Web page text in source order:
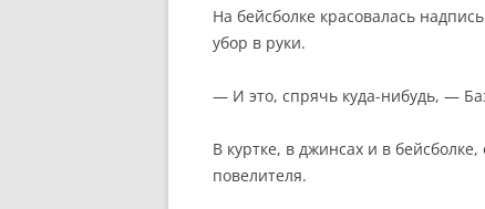
На бейсболке красовалась
убор в руки.
— И это, спрячь куда-нибудь, —
В куртке, в джинсах и в
повелителя.